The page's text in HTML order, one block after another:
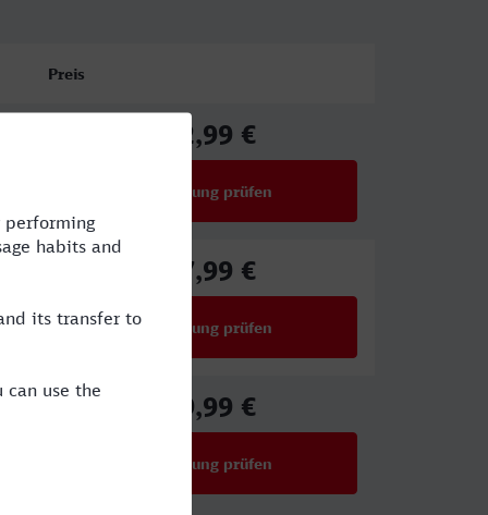
Preis
92,99 €
Verbindung prüfen
87,99 €
Verbindung prüfen
59,99 €
Verbindung prüfen